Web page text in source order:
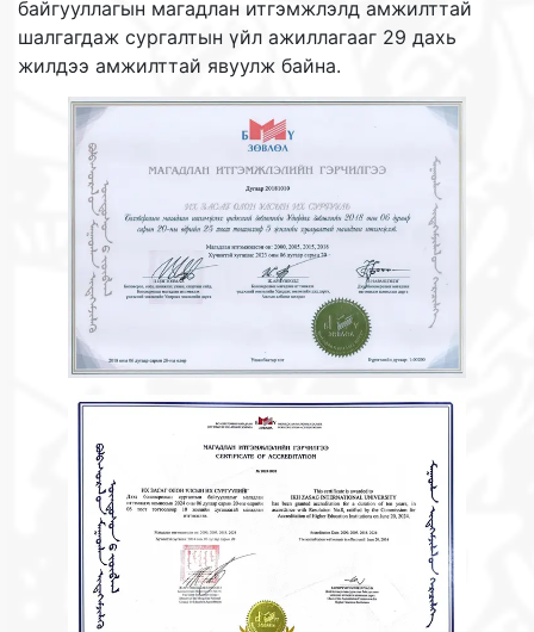
байгууллагын магадлан итгэмжлэлд амжилттай
шалгагдаж сургалтын үйл ажиллагааг 29 дахь
жилдээ амжилттай явуулж байна.